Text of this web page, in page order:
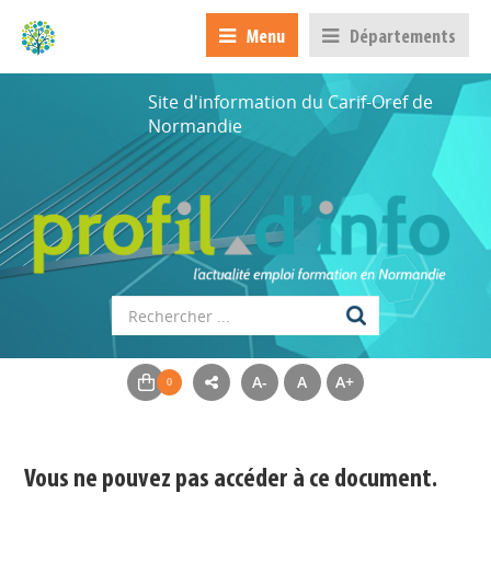
Menu Départements
Site d'information du Carif-Oref de
Normandie
A- A A+
Vous ne pouvez pas accéder à ce document.
Appels à projets
Déposer une actu !